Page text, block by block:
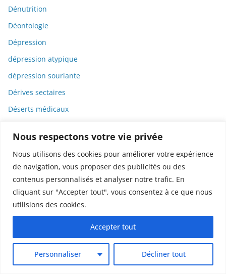
Nous respectons votre vie privée
Nous utilisons des cookies pour améliorer votre expérience
de navigation, vous proposer des publicités ou des
contenus personnalisés et analyser notre trafic. En
cliquant sur "Accepter tout", vous consentez à ce que nous
utilisions des cookies.
Personnaliser Décliner tout
Accepter tout
Dénutrition
Déontologie
Dépression
dépression atypique
dépression souriante
Dérives sectaires
Déserts médicaux
Dessin
Dessins animés
Déterminisme
Detox
Dette
Deux-roues
DGCCRF